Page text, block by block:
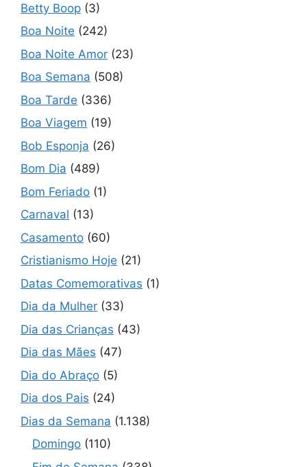
Betty Boop (3)
Boa Noite (242)
Boa Noite Amor (23)
Boa Semana (508)
Boa Tarde (336)
Boa Viagem (19)
Bob Esponja (26)
Bom Dia (489)
Bom Feriado (1)
Carnaval (13)
Casamento (60)
Cristianismo Hoje (21)
Datas Comemorativas (1)
Dia da Mulher (33)
Dia das Crianças (43)
Dia das Mães (47)
Dia do Abraço (5)
Dia dos Pais (24)
Dias da Semana (1.138)
Domingo (110)